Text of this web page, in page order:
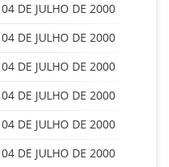
DE JULHO DE 2000
DE JULHO DE 2000
DE JULHO DE 2000
DE JULHO DE 2000
DE JULHO DE 2000
DE JULHO DE 2000